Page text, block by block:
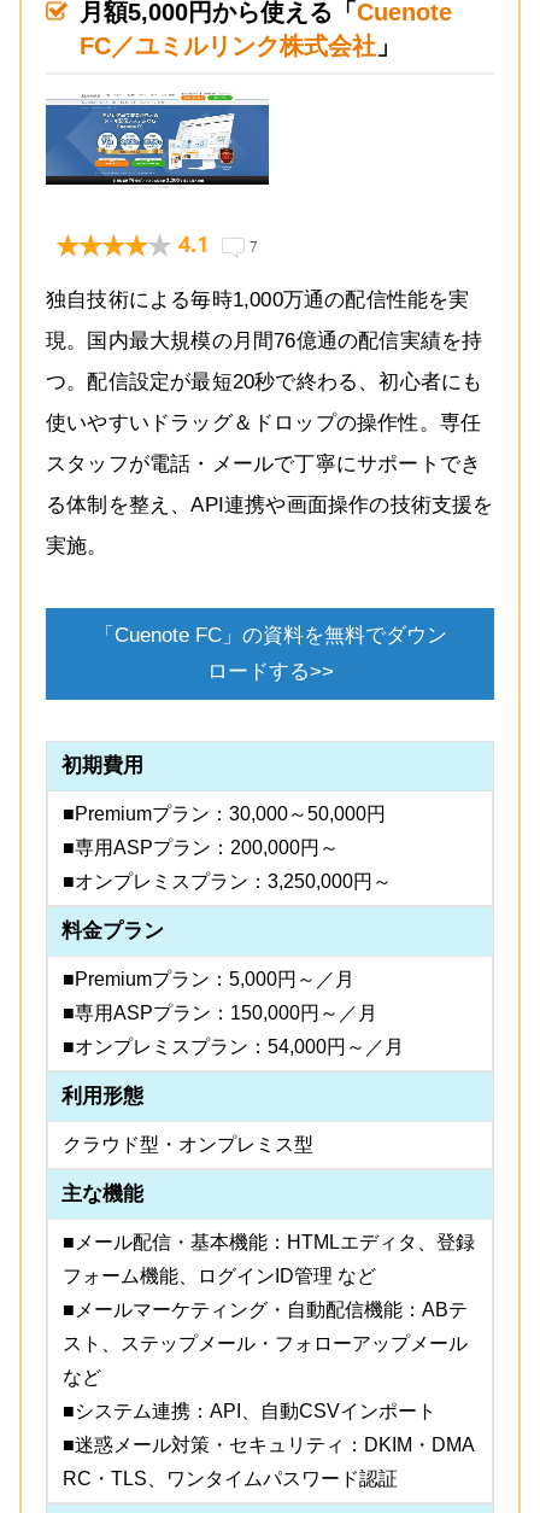
月額5,000円から使える「 Cuenote
FC／ユミルリンク株式会社 」
独自技術による毎時1,000万通の配信性能を実
現。国内最大規模の月間76億通の配信実績を持
つ。配信設定が最短20秒で終わる、初心者にも
使いやすいドラッグ＆ドロップの操作性。専任
スタッフが電話・メールで丁寧にサポートでき
る体制を整え、API連携や画面操作の技術支援を
実施。
「Cuenote FC」の資料を無料でダウン
ロードする>>
初期費用
■Premiumプラン：30,000～50,000円
■専用ASPプラン：200,000円～
■オンプレミスプラン：3,250,000円～
料金プラン
■Premiumプラン：5,000円～／月
■専用ASPプラン：150,000円～／月
■オンプレミスプラン：54,000円～／月
利用形態
クラウド型・オンプレミス型
主な機能
■メール配信・基本機能：HTMLエディタ、登録
フォーム機能、ログインID管理 など
■メールマーケティング・自動配信機能：ABテ
スト、ステップメール・フォローアップメール
など
■システム連携：API、自動CSVインポート
■迷惑メール対策・セキュリティ：DKIM・DMA
RC・TLS、ワンタイムパスワード認証